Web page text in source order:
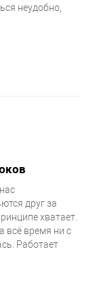
неудобно,
мы от этого
В связке с
обработки
раздачей Wi-Fi,
плохо
обработка
друг за
хватает.
всё время ни с
Работает
как надо.
для